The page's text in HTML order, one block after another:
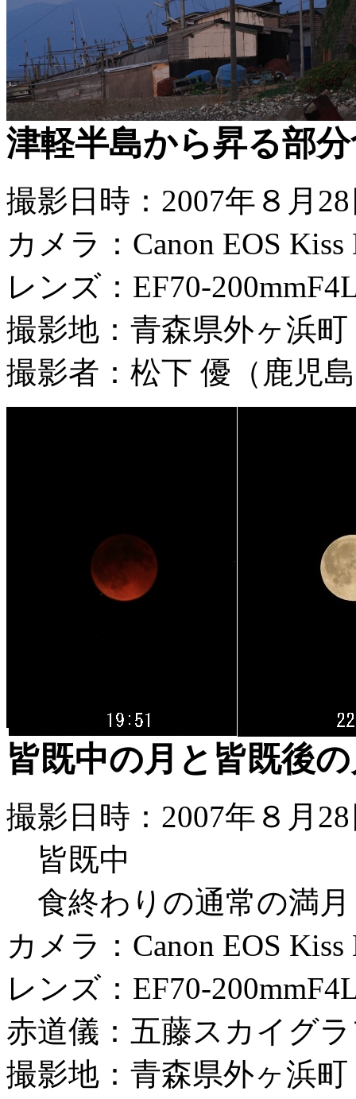
津軽半島から昇る部
撮影日時：2007年８月
カメラ：Canon EOS
レンズ：EF70-
撮影地：青森県外ヶ浜
撮影者：松下 優（鹿児
皆既中の月と皆既後
撮影日時：2007年８月
皆既中 19:51
食終わりの通常の満月
カメラ：Canon EOS
レンズ：EF70-
赤道儀：五藤スカイグ
撮影地：青森県外ヶ浜